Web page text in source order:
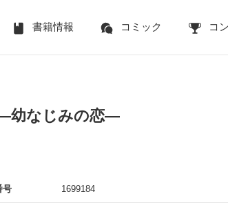
書籍情報 コミック コ
幼なじみの恋―
号 1699184